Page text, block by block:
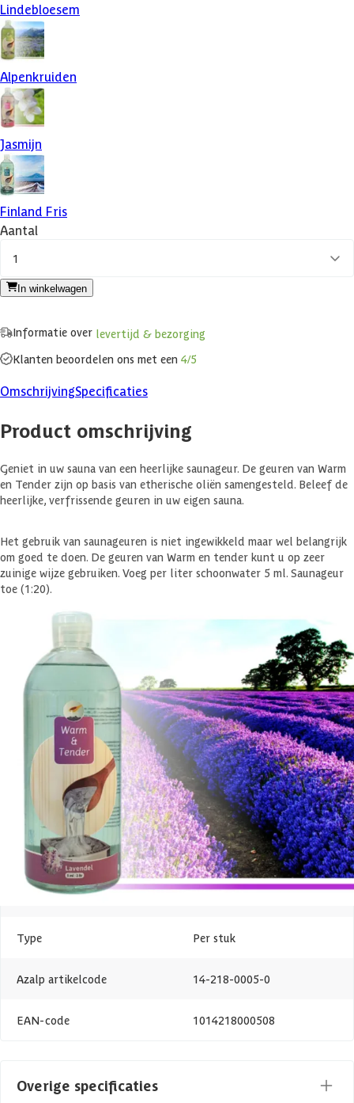
Lindebloesem
Alpenkruiden
Jasmijn
Finland Fris
Aantal
1
In winkelwagen
Informatie over levertijd & bezorging
Klanten beoordelen ons met een 4/5
OmschrijvingSpecificaties
Product omschrijving
Geniet in uw sauna van een heerlijke saunageur. De geuren van Warm
en Tender zijn op basis van etherische oliën samengesteld. Beleef de
heerlijke, verfrissende geuren in uw eigen sauna.
Het gebruik van saunageuren is niet ingewikkeld maar wel belangrijk
om goed te doen. De geuren van Warm en tender kunt u op zeer
zuinige wijze gebruiken. Voeg per liter schoonwater 5 ml. Saunageur
toe (1:20).
Lavendel is een zachte geur die helpt om uw saunagang nog meer
ontspannen te maken. Het biedt u de gedachte aan een zomers
bezoek aan de Franse Zuidkust. Een fluwelen, kalmerende en kruidige
beleving voor uw privésauna.
Specificaties
Belangrijke specificaties
Merk Warm and Tender
Geur Lavendel
Levertijd
Type Per stuk
Azalp artikelcode 14-218-0005-0
EAN-code 1014218000508
Overige specificaties